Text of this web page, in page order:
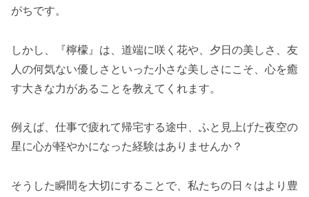
がちです。
しかし、『檸檬』は、道端に咲く花や、夕日の美しさ、友
人の何気ない優しさといった小さな美しさにこそ、心を癒
す大きな力があることを教えてくれます。
例えば、仕事で疲れて帰宅する途中、ふと見上げた夜空の
星に心が軽やかになった経験はありませんか？
そうした瞬間を大切にすることで、私たちの日々はより豊